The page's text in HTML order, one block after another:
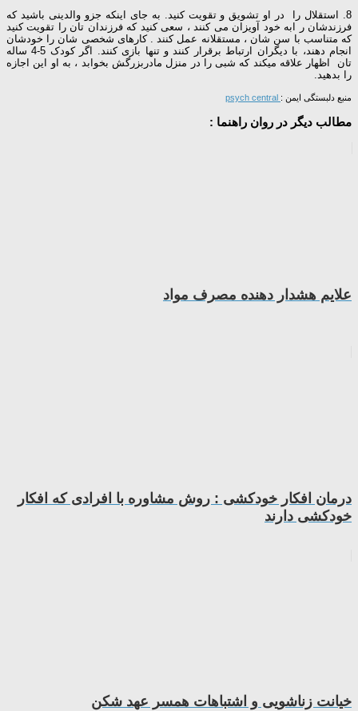
8. استقلال را در او تشویق و تقویت کنید. به جای اینکه جزو والدینی باشید که
فرزندشان ر ابه خود آویزان می کنند ، سعی کنید که فرزندان تان را تقویت کنید
که متناسب با سن شان ، مستقلانه عمل کنند . کارهای شخصی شان را خودشان
انجام دهند، با دیگران ارتباط برقرار کنند و تنها بازی کنند. اگر کودک 5-4 ساله
تان اظهار علاقه میکند که شبی را در منزل مادربزرگش بخوابد ، به او این اجازه
را بدهید.
منبع دلبستگی ایمن :
مطالب دیگر در روان راهنما :
علایم هشدار دهنده مصرف مواد
درمان افکار خودکشی : روش مشاوره با افرادی که افکار
خودکشی دارند
خیانت زناشویی و اشتباهات همسر عهد شکن